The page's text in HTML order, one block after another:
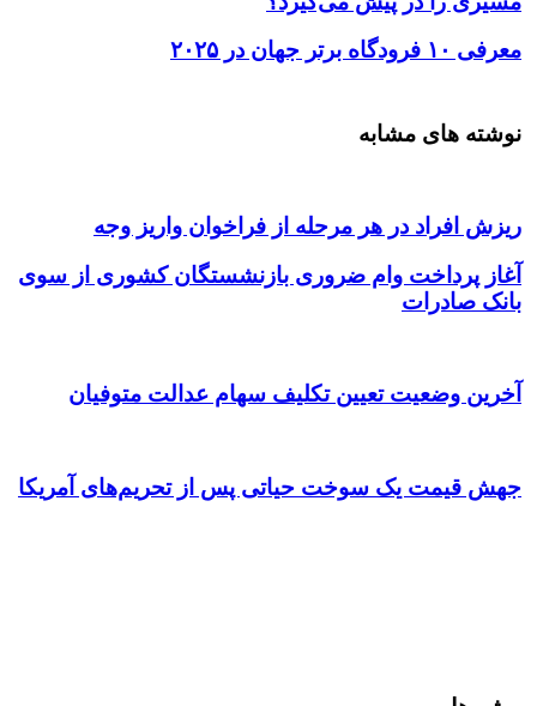
معرفی ۱۰ فرودگاه برتر جهان در ۲۰۲۵
نوشته های مشابه
ریزش افراد در هر مرحله از فراخوان واریز وجه
آغاز پرداخت وام ضروری بازنشستگان کشوری از سوی
بانک صادرات
آخرین وضعیت تعیین تکلیف سهام عدالت متوفیان
جهش قیمت یک سوخت حیاتی پس از تحریم‌های آمریکا